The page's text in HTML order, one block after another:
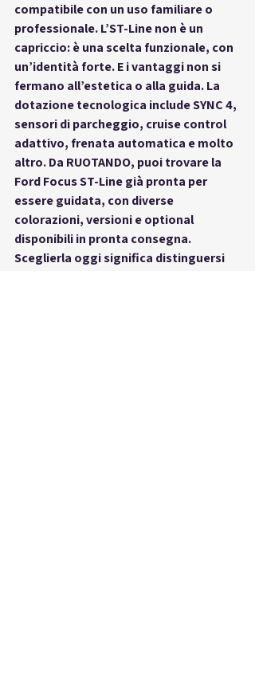
compatibile con un uso familiare o
professionale. L’ST-Line non è un
capriccio: è una scelta funzionale, con
un’identità forte. E i vantaggi non si
fermano all’estetica o alla guida. La
dotazione tecnologica include SYNC 4,
sensori di parcheggio, cruise control
adattivo, frenata automatica e molto
altro. Da RUOTANDO, puoi trovare la
Ford Focus ST-Line già pronta per
essere guidata, con diverse
colorazioni, versioni e optional
disponibili in pronta consegna.
Sceglierla oggi significa distinguersi